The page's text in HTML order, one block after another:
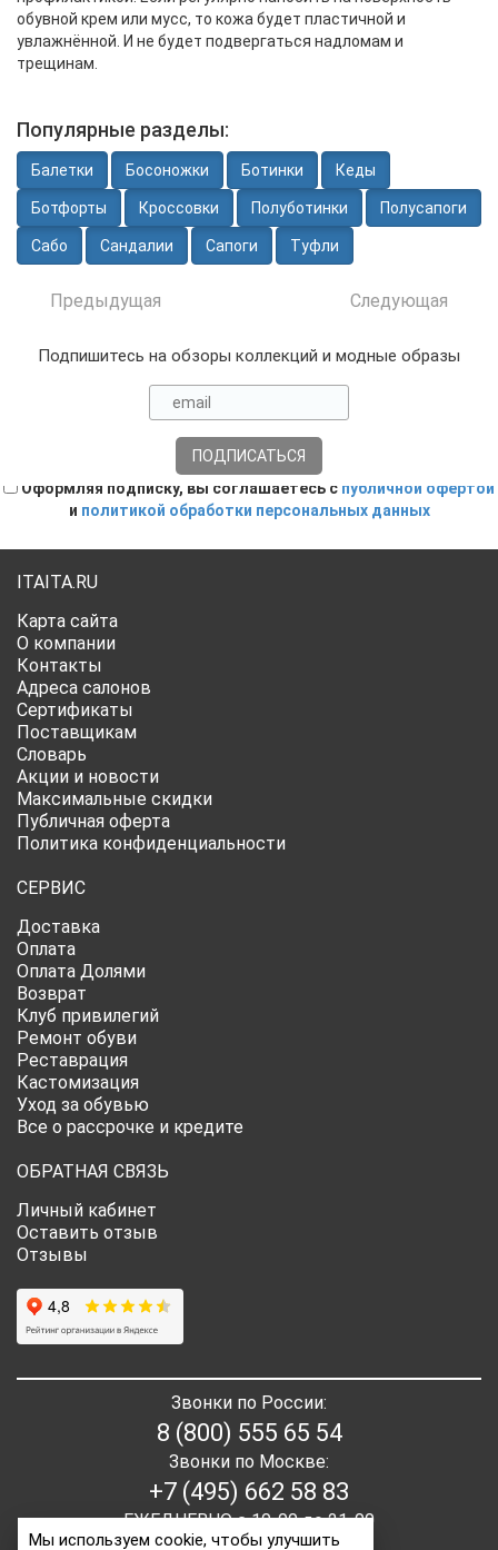
обувной крем или мусс, то кожа будет пластичной и
увлажнённой. И не будет подвергаться надломам и
трещинам.
Популярные разделы:
Балетки Босоножки Ботинки Кеды
Ботфорты Кроссовки Полуботинки Полусапоги
Сабо Сандалии Сапоги Туфли
Предыдущая Следующая
Подпишитесь на обзоры коллекций и модные образы
Оформляя подписку, вы соглашаетесь с публичной офертой
и политикой обработки персональных данных
ITAITA.RU
Карта сайта
О компании
Контакты
Адреса салонов
Сертификаты
Поставщикам
Словарь
Акции и новости
Максимальные скидки
Публичная оферта
Политика конфиденциальности
СЕРВИС
Доставка
Оплата
Оплата Долями
Возврат
Клуб привилегий
Ремонт обуви
Реставрация
Кастомизация
Уход за обувью
Все о рассрочке и кредите
ОБРАТНАЯ СВЯЗЬ
Личный кабинет
Оставить отзыв
Отзывы
Звонки по России:
8 (800) 555 65 54
Звонки по Москве:
+7 (495) 662 58 83
ЕЖЕДНЕВНО с 10-00 до 21-00
Мы используем cookie, чтобы улучшить